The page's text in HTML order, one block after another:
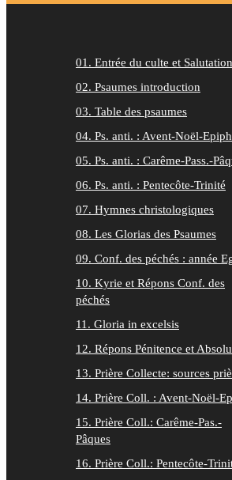
01. Entrée du culte et Salutation
02. Psaumes introduction
03. Table des psaumes
04. Ps. anti. : Avent-Noël-
05. Ps. anti. : Carême-Pass.-
06. Ps. anti. : Pentecôte-Trinité
07. Hymnes christologiques
08. Les Glorias des Psaumes
09. Conf. des péchés : année
10. Kyrie et Répons Conf. des
péchés
11. Gloria in excelsis
12. Répons Pénitence et
13. Prière Collecte: sources
14. Prière Coll. : Avent-Noël-
15. Prière Coll.: Carême-Pas.-
Pâques
16. Prière Coll.: Pentecôte-